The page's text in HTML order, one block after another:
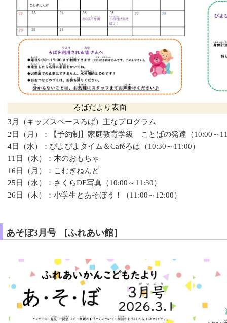
ろばだより表面
3月（キッズスペースろば）主なプログラム
2日（月）：【予約制】家庭教育学級 ことばの発達（10:00～
4日（水）：ぴよぴよタイム＆Caféろば（10:30～11:00）
11日（水）：木のおもちゃ
16日（月）：こむぎねんど
25日（水）：さくらDE写真（10:00～11:30）
26日（木）：小学生とあそぼう！（11:00～12:00）
あそぼ3月号 ［ふれあい館］